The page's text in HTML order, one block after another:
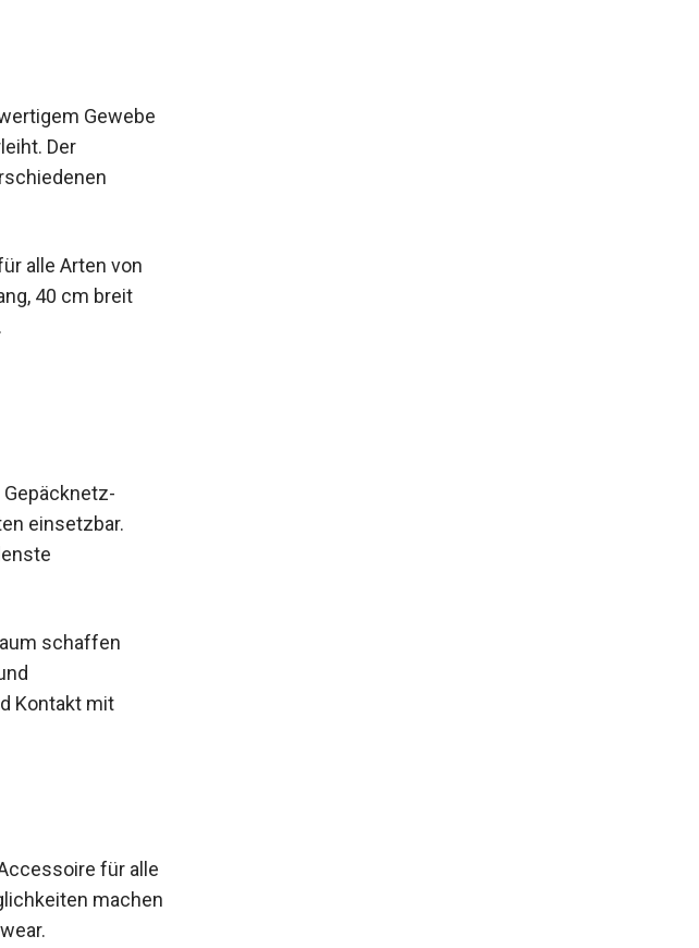
verleiht. Der
alle Arten von
40 cm breit
einsetzbar.
schaffen
Kontakt mit
für
Swimwear.